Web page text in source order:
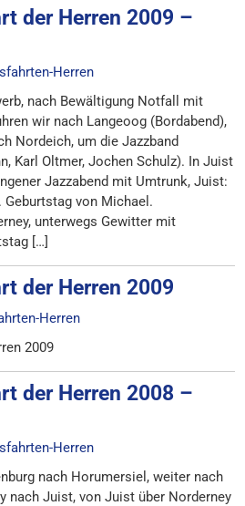
der Herren 2009 –
Herren
nach Bewältigung Notfall mit
wir nach Langeoog (Bordabend),
Nordeich, um die Jazzband
Karl Oltmer, Jochen Schulz). In Juist
Jazzabend mit Umtrunk, Juist:
von Michael.
unterwegs Gewitter mit
[…]
der Herren 2009
Herren
2009
der Herren 2008 –
Herren
nach Horumersiel, weiter nach
nach Juist, von Juist über Norderney